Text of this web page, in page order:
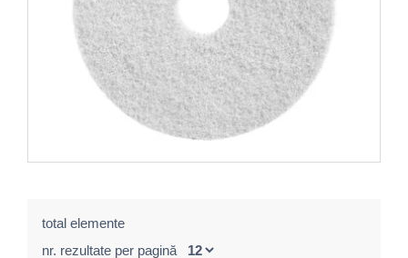
total elemente
nr. rezultate per pagină